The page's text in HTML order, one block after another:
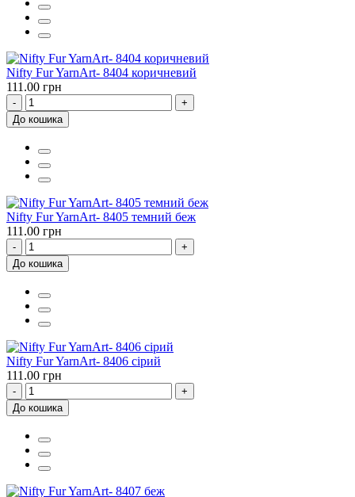
Nifty Fur YarnArt- 8404 коричневий
111.00 грн
-
+
До кошика
Nifty Fur YarnArt- 8405 темний беж
111.00 грн
-
+
До кошика
Nifty Fur YarnArt- 8406 сірий
111.00 грн
-
+
До кошика